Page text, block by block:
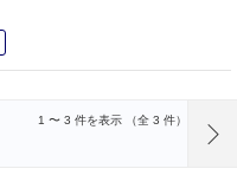
1 〜 3 件を表示 （全 3 件）